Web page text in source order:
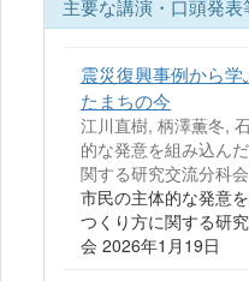
主要な講演・口頭発表
震災復興事例から
たまちの今
江川直樹, 柄澤薫冬,
的な発意を組み込ん
関する研究交流分科会
市民の主体的な発意
つくり方に関する研
会 2026年1月19日